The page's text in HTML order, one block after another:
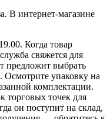
В интернет-магазине
Когда товар
свяжется для
предложит выбрать
Осмотрите упаковку на
комплектации.
торговых точек для
он поступит на склад,